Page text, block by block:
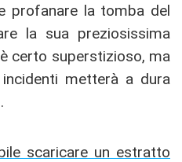
profanare la tomba del
la sua preziosissima
certo superstizioso, ma
metterà a dura
scaricare un estratto